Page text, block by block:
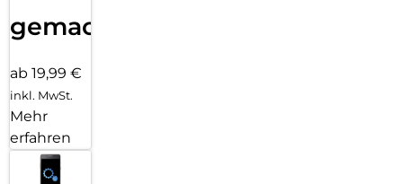
gemacht!
ab 19,99 €
inkl. MwSt.
Mehr
erfahren